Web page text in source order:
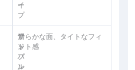
ー
イ
プ
ア
ド
バ
ン
サ
ン
プ
ル
滑らかな面、タイトなフィ
ット感